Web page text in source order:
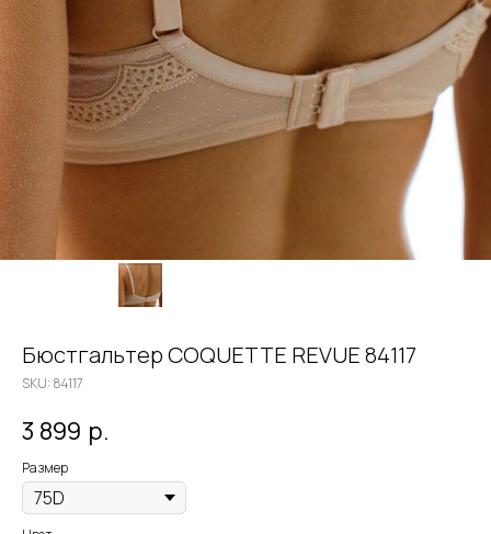
Бюстгальтер COQUETTE REVUE 84117
SKU: 84117
3 899 р.
Размер